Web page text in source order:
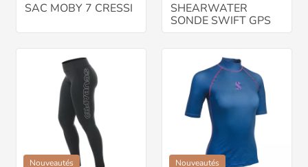
SAC MOBY 7 CRESSI
SHEARWATER
SONDE SWIFT GPS
Nouveautés Nouveautés